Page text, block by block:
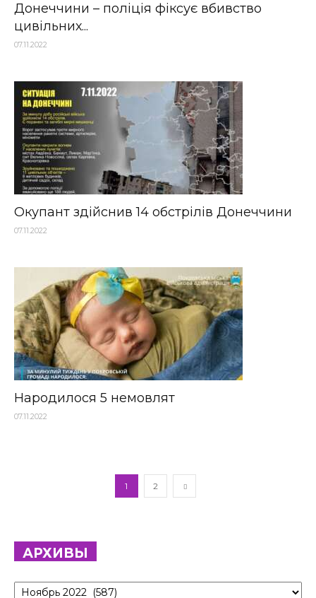
Донеччини – поліція фіксує вбивство
цивільних...
07.11.2022
Окупант здійснив 14 обстрілів Донеччини
07.11.2022
Народилося 5 немовлят
07.11.2022
1 2
АРХИВЫ
Архивы